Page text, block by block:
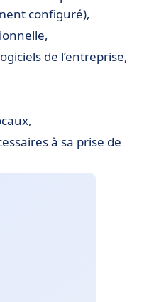
configuré),
de l’entreprise,
à sa prise de